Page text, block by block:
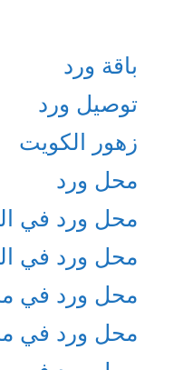
باقة ورد
توصيل ورد
زهور الكويت
محل ورد
محل ورد في
محل ورد في
محل ورد في
محل ورد في